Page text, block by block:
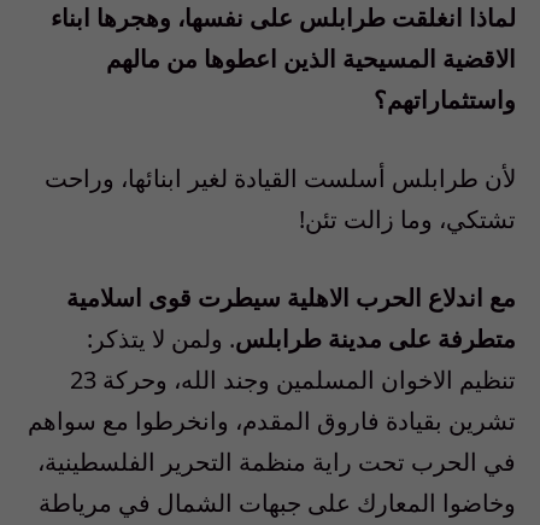
لماذا انغلقت طرابلس على نفسها، وهجرها ابناء
الاقضية المسيحية الذين اعطوها من مالهم
واستثماراتهم؟
لأن طرابلس أسلست القيادة لغير ابنائها، وراحت
تشتكي، وما زالت تئن!
مع اندلاع الحرب الاهلية سيطرت قوى اسلامية
متطرفة على مدينة طرابلس. ولمن لا يتذكر:
تنظيم الاخوان المسلمين وجند الله، وحركة
تشرين بقيادة فاروق المقدم، وانخرطوا مع سواهم
في الحرب تحت راية منظمة التحرير الفلسطينية،
وخاضوا المعارك على جبهات الشمال في مرياطة